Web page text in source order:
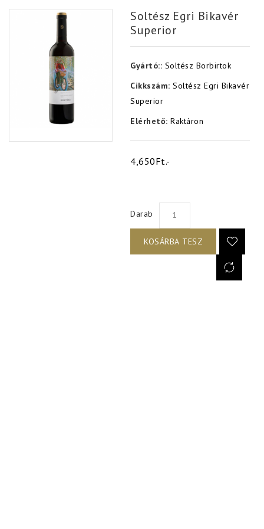
Soltész Egri Bikavér
Superior
Gyártó:: Soltész Borbirtok
Cikkszám:Soltész Egri Bikavér
Superior
Elérhető:Raktáron
4,650Ft.-
Darab
KOSÁRBA TESZ